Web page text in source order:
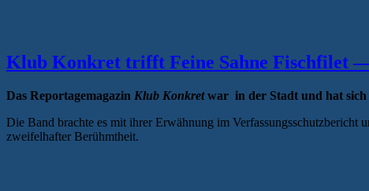
Klub Konkret trifft Feine Sahne Fischfilet
Das Reportagemagazin Klub Konkretwar in der Stadt und hat sich
Die Band brachte es mit ihrer Erwähnung im Verfassungsschutzbericht
zweifelhafter Berühmtheit.